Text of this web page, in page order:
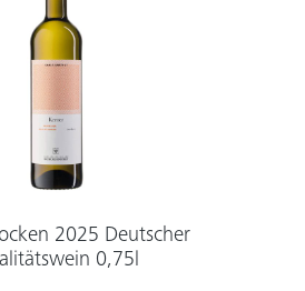
2025 Deutscher
0,75l